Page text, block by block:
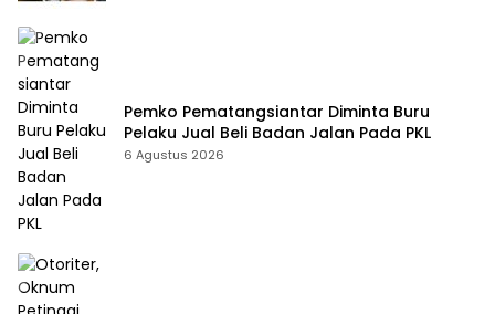
Pemko Pematangsiantar Diminta Buru
Pelaku Jual Beli Badan Jalan Pada PKL
6 Agustus 2026